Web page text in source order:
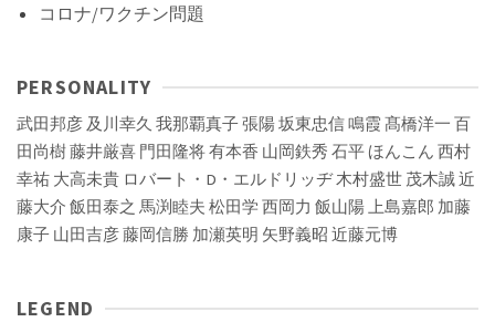
コロナ/ワクチン問題
PERSONALITY
武田邦彦 及川幸久 我那覇真子張陽坂東忠信鳴霞 髙橋洋一 百
田尚樹藤井厳喜 門田隆将有本香 山岡鉄秀 石平 ほんこん 西村
幸祐 大高未貴 ロバート・D・エルドリッヂ木村盛世 茂木誠近
藤大介 飯田泰之 馬渕睦夫 松田学 西岡力 飯山陽上島嘉郎 加藤
康子 山田吉彦藤岡信勝 加瀬英明 矢野義昭 近藤元博
LEGEND